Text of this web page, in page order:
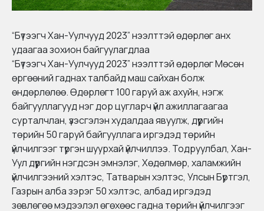
“Бүтээгч Хан-Уулчууд 2023” нээлттэй өдөрлөг анх
удаагаа зохион байгуулагдлаа
“Бүтээгч Хан-Уулчууд 2023” нээлттэй өдөрлөг Мөсөн
өргөөний гаднах талбайд маш сайхан болж
өндөрлөлөө. Өдөрлөгт 100 гаруй аж ахуйн, нэгж
байгууллагууд нэг дор цугларч үйл ажиллагаагаа
сурталчлан, үзэсгэлэн худалдаа явуулж, дүүргийн
төрийн 50 гаруй байгууллага иргэдэд төрийн
үйлчилгээг түргэн шуурхай үйлчиллээ. Тодруулбал, Хан-
Уул дүүргийн нэгдсэн эмнэлэг, Хөдөлмөр, халамжийн
үйлчилгээний хэлтэс, Татварын хэлтэс, Улсын Бүртгэл,
Газрын алба зэрэг 50 хэлтэс, албад иргэдэд
зөвлөгөө мэдээлэл өгөхөөс гадна төрийн үйлчилгээг